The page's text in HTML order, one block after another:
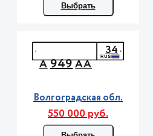
Выбрать
А949АА
34
Волгоградская обл.
550 000 руб.